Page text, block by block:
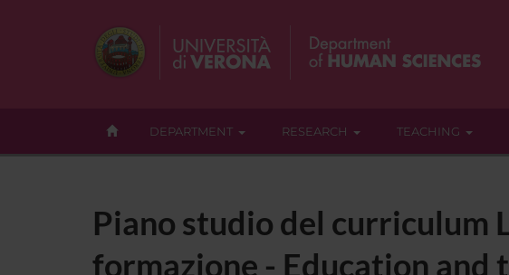
DEPARTMENT RESEARCH TEACHING
Piano studio del curriculum
formazione - Education and